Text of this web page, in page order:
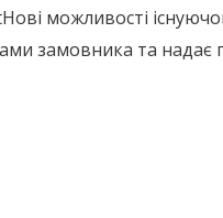
можливості
замовника та надає